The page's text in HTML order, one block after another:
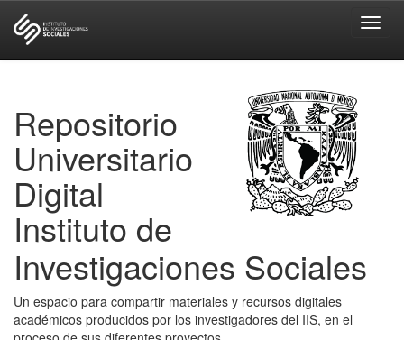
Repositorio
Universitario
Digital
Instituto de
Investigaciones Sociales
Un espacio para compartir materiales y recursos digitales
académicos producidos por los investigadores del IIS, en el